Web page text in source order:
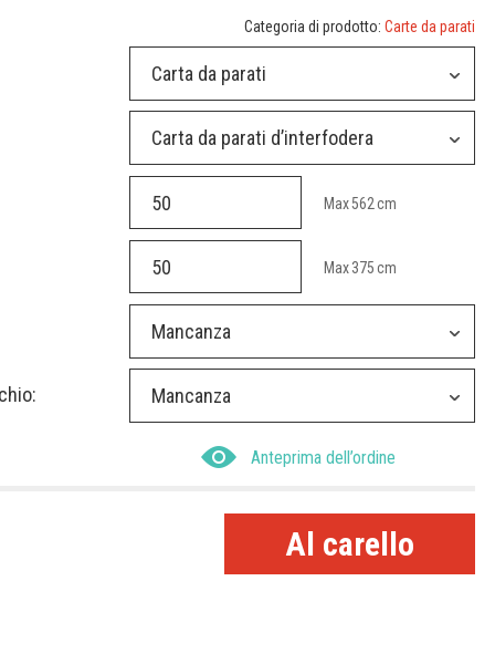
Categoria di prodotto: Carte da parati
Carta da parati
Carta da parati d’interfodera
Max562 cm
Max375 cm
Mancanza
Mancanza
Anteprima dell’ordine